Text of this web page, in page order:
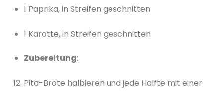
1 Paprika, in Streifen geschnitten
1 Karotte, in Streifen geschnitten
Zubereitung:
Pita-Brote halbieren und jede Hälfte mit einer